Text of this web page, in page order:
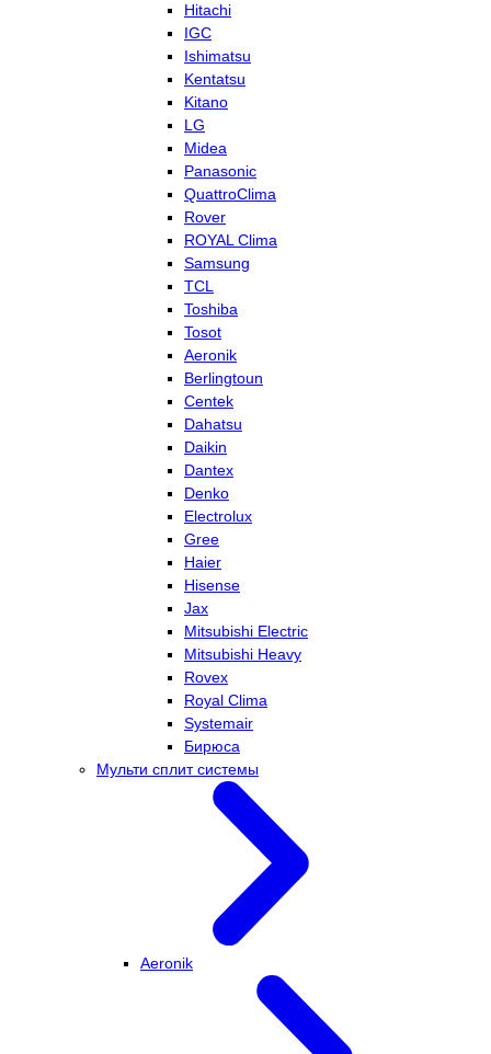
Hitachi
IGC
Ishimatsu
Kentatsu
Kitano
LG
Midea
Panasonic
QuattroClima
Rover
ROYAL Clima
Samsung
TCL
Toshiba
Tosot
Aeronik
Berlingtoun
Centek
Dahatsu
Daikin
Dantex
Denko
Electrolux
Gree
Haier
Hisense
Jax
Mitsubishi Electric
Mitsubishi Heavy
Rovex
Royal Clima
Systemair
Бирюса
Мульти сплит системы
Aeronik